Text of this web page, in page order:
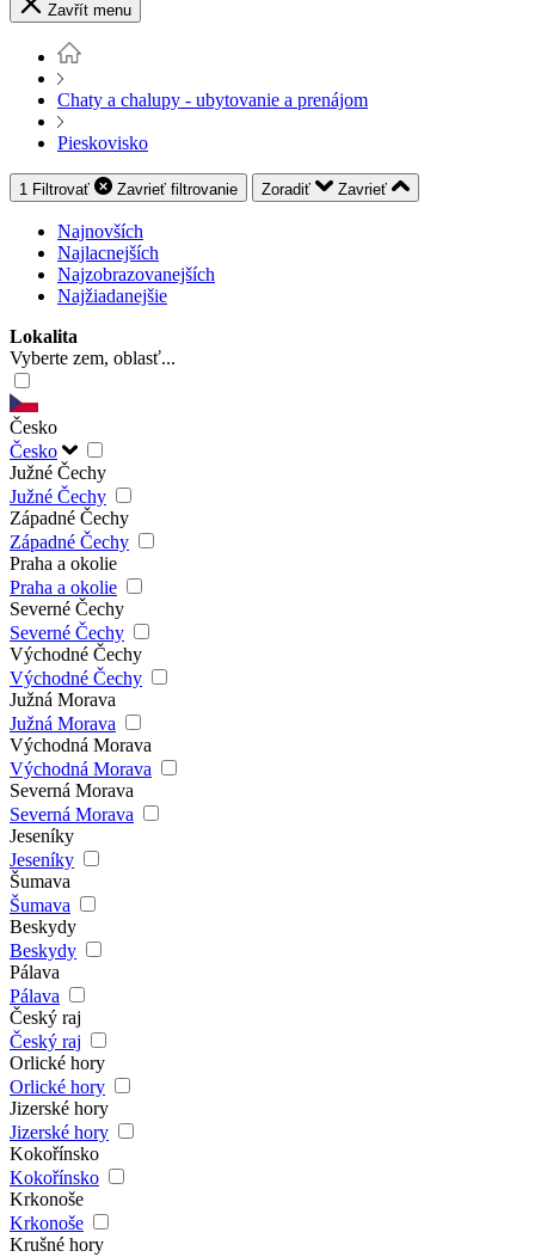
Zavřít menu
Chaty a chalupy - ubytovanie a prenájom
Pieskovisko
1 Filtrovať Zavrieť filtrovanie Zoradiť Zavrieť
Najnovších
Najlacnejších
Najzobrazovanejších
Najžiadanejšie
Lokalita
Vyberte zem, oblasť...
Česko
Česko
Južné Čechy
Južné Čechy
Západné Čechy
Západné Čechy
Praha a okolie
Praha a okolie
Severné Čechy
Severné Čechy
Východné Čechy
Východné Čechy
Južná Morava
Južná Morava
Východná Morava
Východná Morava
Severná Morava
Severná Morava
Jeseníky
Jeseníky
Šumava
Šumava
Beskydy
Beskydy
Pálava
Pálava
Český raj
Český raj
Orlické hory
Orlické hory
Jizerské hory
Jizerské hory
Kokořínsko
Kokořínsko
Krkonoše
Krkonoše
Krušné hory